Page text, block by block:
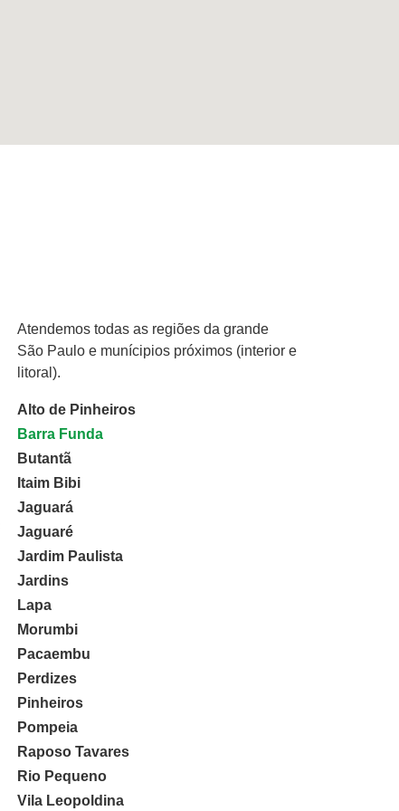
Atendemos todas as regiões da grande
São Paulo e munícipios próximos (interior e
litoral).
Alto de Pinheiros
Barra Funda
Butantã
Itaim Bibi
Jaguará
Jaguaré
Jardim Paulista
Jardins
Lapa
Morumbi
Pacaembu
Perdizes
Pinheiros
Pompeia
Raposo Tavares
Rio Pequeno
Vila Leopoldina